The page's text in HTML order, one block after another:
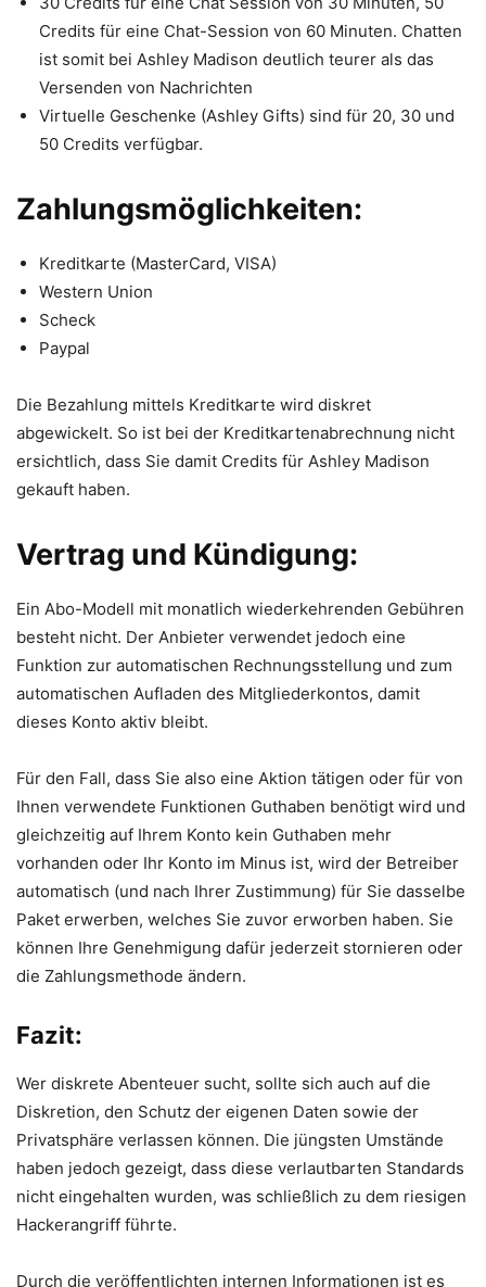
Credits für eine Chat-Session von 60 Minuten. Chatten
ist somit bei Ashley Madison deutlich teurer als das
Versenden von Nachrichten
Virtuelle Geschenke (Ashley Gifts) sind für 20, 30 und
50 Credits verfügbar.
Zahlungsmöglichkeiten:
Kreditkarte (MasterCard, VISA)
Western Union
Scheck
Paypal
Die Bezahlung mittels Kreditkarte wird diskret
abgewickelt. So ist bei der Kreditkartenabrechnung nicht
ersichtlich, dass Sie damit Credits für Ashley Madison
gekauft haben.
Vertrag und Kündigung:
Ein Abo-Modell mit monatlich wiederkehrenden Gebühren
besteht nicht. Der Anbieter verwendet jedoch eine
Funktion zur automatischen Rechnungsstellung und zum
automatischen Aufladen des Mitgliederkontos, damit
dieses Konto aktiv bleibt.
Für den Fall, dass Sie also eine Aktion tätigen oder für von
Ihnen verwendete Funktionen Guthaben benötigt wird und
gleichzeitig auf Ihrem Konto kein Guthaben mehr
vorhanden oder Ihr Konto im Minus ist, wird der Betreiber
automatisch (und nach Ihrer Zustimmung) für Sie dasselbe
Paket erwerben, welches Sie zuvor erworben haben. Sie
können Ihre Genehmigung dafür jederzeit stornieren oder
die Zahlungsmethode ändern.
Fazit:
Wer diskrete Abenteuer sucht, sollte sich auch auf die
Diskretion, den Schutz der eigenen Daten sowie der
Privatsphäre verlassen können. Die jüngsten Umstände
haben jedoch gezeigt, dass diese verlautbarten Standards
nicht eingehalten wurden, was schließlich zu dem riesigen
Hackerangriff führte.
Durch die veröffentlichten internen Informationen ist es